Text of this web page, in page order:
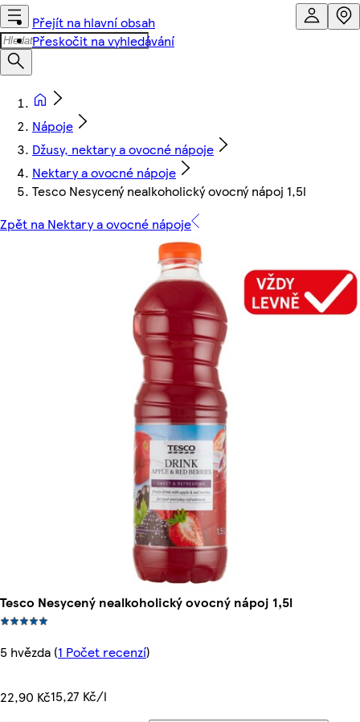
Přejít na hlavní obsah
Přeskočit na vyhledávání
Nápoje
Džusy, nektary a ovocné nápoje
Nektary a ovocné nápoje
Tesco Nesycený nealkoholický ovocný nápoj 1,5l
Zpět na Nektary a ovocné nápoje
Tesco Nesycený nealkoholický ovocný nápoj 1,5l
5 hvězda (1 Počet recenzí)
22,90 Kč15,27 Kč/l